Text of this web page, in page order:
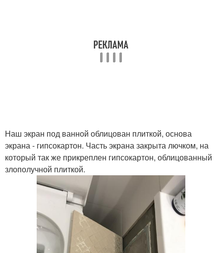
Наш экран под ванной облицован плиткой, основа
экрана - гипсокартон. Часть экрана закрыта лючком, на
который так же прикреплен гипсокартон, облицованный
злополучной плиткой.